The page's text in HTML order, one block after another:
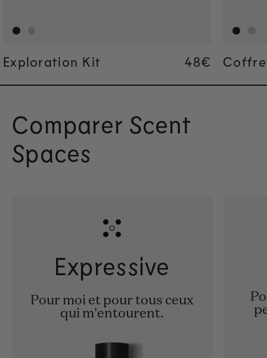
Exploration Kit Regular
48€
Regular
48€
Comparer Scent
Spaces
Expressive
Pour moi et pour tous ceux
qui m'entourent.